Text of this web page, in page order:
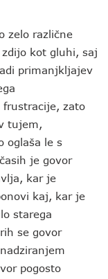
zelo različne
kot gluhi, saj
primanjkljajev
frustracije, zato
tujem,
oglaša le s
je govor
kar je
kaj, kar je
starega
se govor
pogosto